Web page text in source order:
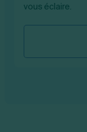
vous éclaire.